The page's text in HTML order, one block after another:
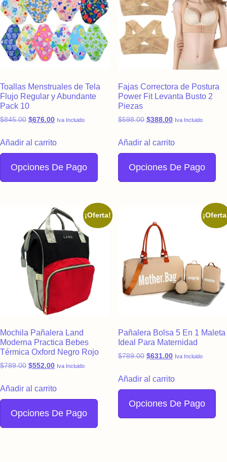
Toallas Menstruales de Tela
Flujo Regular y Abundante
Pack 10
$845.00 Original price was: $845.00.
$676.00Current price is: $676.00.
Iva Incluido
Añadir al carrito
Opciones De Pago
Fajas Correctora de Postura
Power Fit Levanta Busto 2
Piezas
$598.00 Original price was:
$388.00Current price is:
Iva Incluido
Añadir al carrito
Opciones De Pago
¡Oferta!
Mochila Pañalera Land
Moderna Practica Bebes
Térmica Oxford Negro Rojo
$789.00 Original price was: $789.00.
$552.00Current price is: $552.00.
Iva Incluido
Añadir al carrito
Opciones De Pago
Pañalera Bolsa 5 En 1 Maleta
Ideal Para Maternidad
$789.00 Original price was:
$631.00Current price is:
Iva Incluido
Añadir al carrito
Opciones De Pago